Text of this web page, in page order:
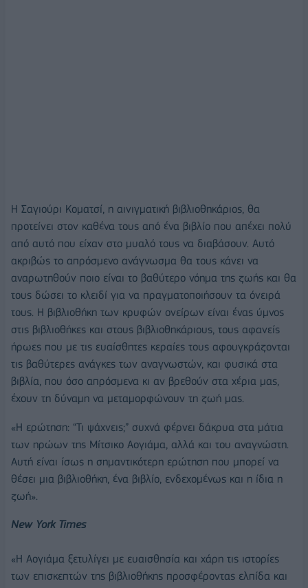
Η Σαγιούρι Κοματσί, η αινιγματική βιβλιοθηκάριος, θα
προτείνει στον καθένα τους από ένα βιβλίο που απέχει πολύ
από αυτό που είχαν στο μυαλό τους να διαβάσουν. Αυτό
ακριβώς το απρόσμενο ανάγνωσμα θα τους κάνει να
αναρωτηθούν ποιο είναι το βαθύτερο νόημα της ζωής και θα
τους δώσει το κλειδί για να πραγματοποιήσουν τα όνειρά
τους. Η βιβλιοθήκη των κρυφών ονείρων είναι ένας ύμνος
στις βιβλιοθήκες και στους βιβλιοθηκάριους, τους αφανείς
ήρωες που με τις ευαίσθητες κεραίες τους αφουγκράζονται
τις βαθύτερες ανάγκες των αναγνωστών, και φυσικά στα
βιβλία, που όσο απρόσμενα κι αν βρεθούν στα χέρια μας,
έχουν τη δύναμη να μεταμορφώνουν τη ζωή μας.
«Η ερώτηση: “Τι ψάχνεις;” συχνά φέρνει δάκρυα στα μάτια
των ηρώων της Μίτσικο Αογιάμα, αλλά και του αναγνώστη.
Αυτή είναι ίσως η σημαντικότερη ερώτηση που μπορεί να
θέσει μια βιβλιοθήκη, ένα βιβλίο, ενδεχομένως και η ίδια η
ζωή».
New York Times
«Η Αογιάμα ξετυλίγει με ευαισθησία και χάρη τις ιστορίες
των επισκεπτών της βιβλιοθήκης προσφέροντας ελπίδα και